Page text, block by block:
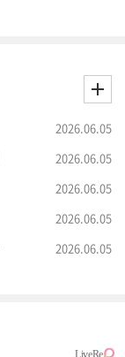
2026.06.05
2026.06.05
2026.06.05
2026.06.05
2026.06.05